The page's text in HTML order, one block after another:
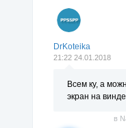
DrKoteika
21:22 24.01.2018
Всем ку, а
экран на
в